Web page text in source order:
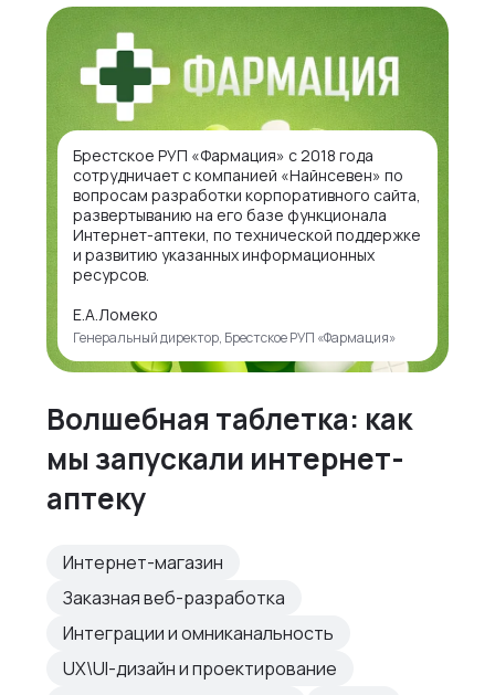
Брестское РУП «Фармация» с 2018 года
сотрудничает с компанией «Найнсевен» по
вопросам разработки корпоративного сайта,
развертыванию на его базе функционала
Интернет-аптеки, по технической поддержке
и развитию указанных информационных
ресурсов.
Е.А.Ломеко
Генеральный директор, Брестское РУП «Фармация»
Волшебная таблетка: как
мы запускали интернет-
аптеку
Интернет-магазин
Заказная веб-разработка
Интеграции и омниканальность
UX\UI-дизайн и проектирование